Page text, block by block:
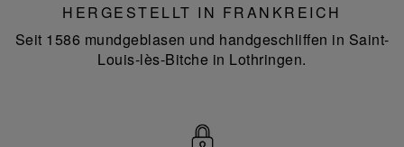
HERGESTELLT IN FRANKREICH
Seit 1586 mundgeblasen und handgeschliffen in Saint-
Louis-lès-Bitche in Lothringen.